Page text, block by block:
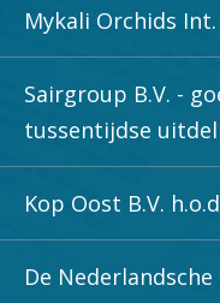
Mykali Orchids Int.
Sairgroup B.V. -
tussentijdse
Kop Oost B.V.
De